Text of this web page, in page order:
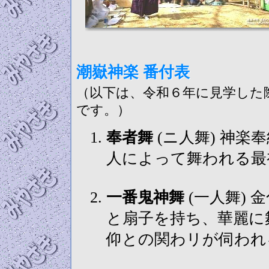
潮嶽神楽 番付表
（以下は、令和６年に見学し
です。）
奉者舞(ニ人舞) 神楽奉納にあたって、神にお仕えする社
人によって舞われる
一番鬼神舞(一人舞) 金色の天冠鬼神の面を着け、鬼神捧
と扇子を持ち、華麗
仰との関わリが伺わ